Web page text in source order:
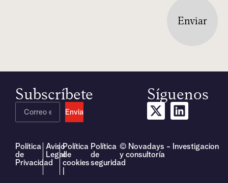
Enviar
Subscríbete
Enviar
Síguenos
Política
de
Privacidad
Aviso
Legal
Política
de
cookies
Política
de
seguridad
© Novadays - Investigacion
y consultoría